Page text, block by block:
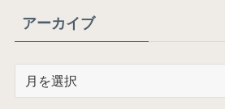
アーカイブ